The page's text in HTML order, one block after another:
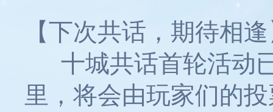
【下次共话，期待相
十城共话首轮活动
里，将会由玩家们的